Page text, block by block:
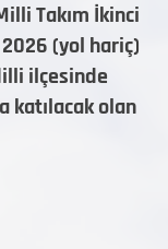
Takım İkinci
2026 (yol hariç)
ilçesinde
katılacak olan